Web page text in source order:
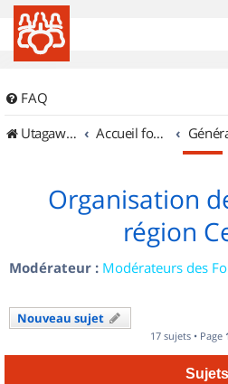
FAQ
UtagawaVTT (Randos VTT et VTTAE avec traces GPS)
Accueil forum
Organisation
région
Modérateur : Modérateurs des
Nouveau sujet
17 sujets • Page
Sujets